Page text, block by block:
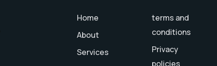
Home
About
Services
terms and
conditions
Privacy
policies